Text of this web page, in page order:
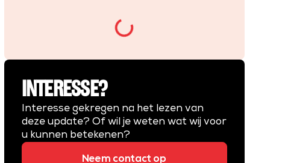
INTERESSE?
Interesse gekregen na het lezen van
deze update? Of wil je weten wat wij voor
u kunnen betekenen?
Neem contact op